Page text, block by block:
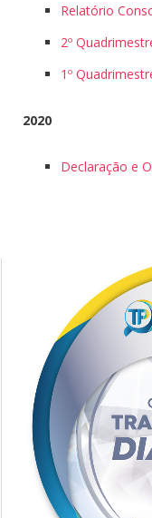
Relatório
2º
1º
2020
Declaração e